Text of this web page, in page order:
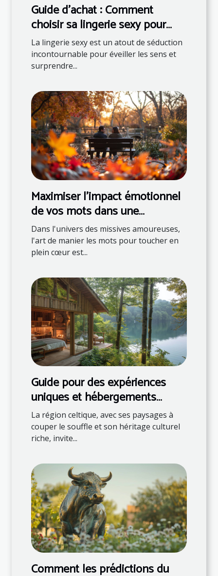
Guide d'achat : Comment
choisir sa lingerie sexy pour
surprendre son partenaire
La lingerie sexy est un atout de séduction
incontournable pour éveiller les sens et
surprendre...
Maximiser l'impact émotionnel
de vos mots dans une
correspondance romantique
Dans l'univers des missives amoureuses,
l'art de manier les mots pour toucher en
plein cœur est...
Guide pour des expériences
uniques et hébergements
naturels en région celtique
La région celtique, avec ses paysages à
couper le souffle et son héritage culturel
riche, invite...
Comment les prédictions du